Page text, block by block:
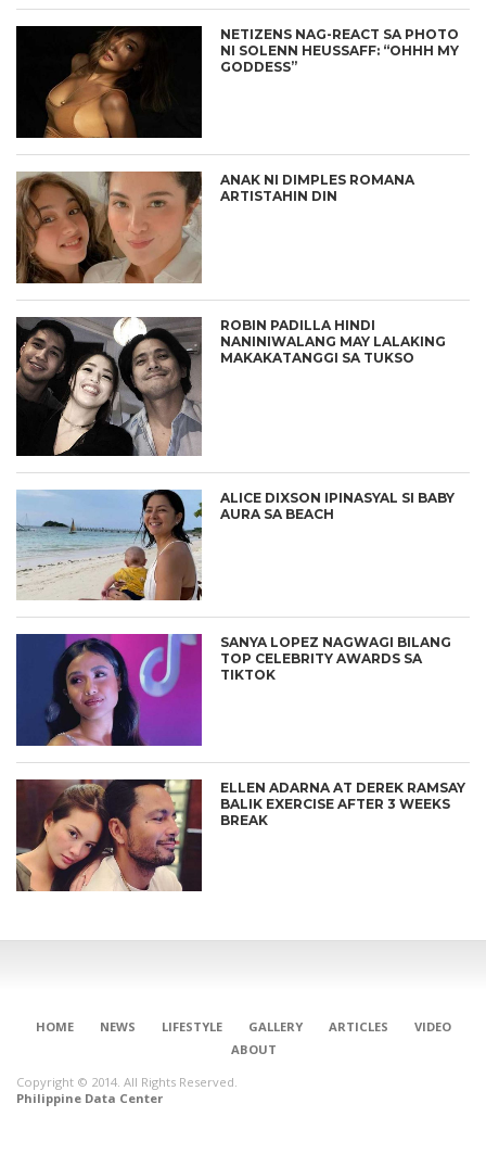
NETIZENS NAG-REACT SA PHOTO
NI SOLENN HEUSSAFF: “OHHH MY
GODDESS”
ANAK NI DIMPLES ROMANA
ARTISTAHIN DIN
ROBIN PADILLA HINDI
NANINIWALANG MAY LALAKING
MAKAKATANGGI SA TUKSO
ALICE DIXSON IPINASYAL SI BABY
AURA SA BEACH
SANYA LOPEZ NAGWAGI BILANG
TOP CELEBRITY AWARDS SA
TIKTOK
ELLEN ADARNA AT DEREK RAMSAY
BALIK EXERCISE AFTER 3 WEEKS
BREAK
HOME NEWS LIFESTYLE GALLERY ARTICLES
VIDEO
ABOUT
Copyright © 2014. All Rights Reserved.
Philippine Data Center